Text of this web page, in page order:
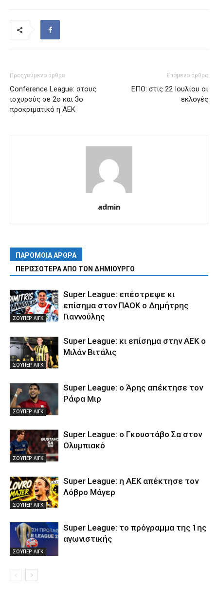
Προηγούμενο άρθρο
Conference League: στους
ισχυρούς σε 2ο και 3ο
προκριματικό η ΑΕΚ
Επόμενο άρθρο
ΕΠΟ: στις 22 Ιουλίου οι
εκλογές
admin
ΠΑΡΟΜΟΙΑ ΑΡΘΡΑ
ΠΕΡΙΣΣΟΤΕΡΑ ΑΠΟ ΤΟΝ ΔΗΜΙΟΥΡΓΟ
ΣΟΥΠΕΡ ΛΙΓΚ
Super League: επέστρεψε κι
επίσημα στον ΠΑΟΚ ο Δημήτρης
Γιαννούλης
ΣΟΥΠΕΡ ΛΙΓΚ
Super League: κι επίσημα στην ΑΕΚ ο
Μιλάν Βιτάλις
ΣΟΥΠΕΡ ΛΙΓΚ
Super League: ο Άρης απέκτησε τον
Ράφα Μιρ
ΣΟΥΠΕΡ ΛΙΓΚ
Super League: ο Γκουστάβο Σα στον
Ολυμπιακό
ΣΟΥΠΕΡ ΛΙΓΚ
Super League: η ΑΕΚ απέκτησε τον
Λόβρο Μάγερ
ΣΟΥΠΕΡ ΛΙΓΚ
Super League: το πρόγραμμα της 1ης
αγωνιστικής